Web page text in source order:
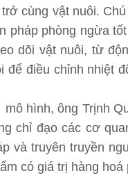
cùng vật nuôi.
pháp phòng ngừa
dõi vật nuôi, từ
để điều chỉnh nhiệt
hình, ông Trịnh
chỉ đạo các cơ
và truyên truyền
có giá trị hàng